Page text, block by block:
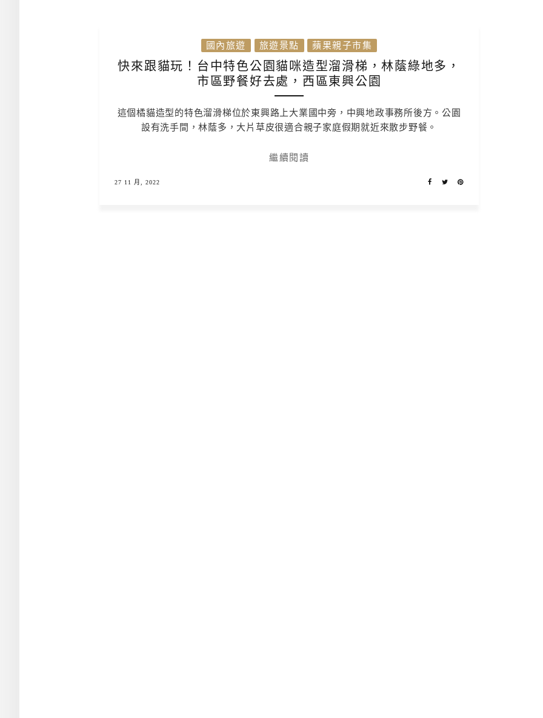
國內旅遊 旅遊景點 蘋果親子市集
快來跟貓玩！台中特色公園貓咪造型溜滑梯，林蔭綠地多，
市區野餐好去處，西區東興公園
這個橘貓造型的特色溜滑梯位於東興路上大業國中旁，中興地政事務所後方。公園
設有洗手間，林蔭多，大片草皮很適合親子家庭假期就近來散步野餐。
繼續閱讀
27 11 月, 2022